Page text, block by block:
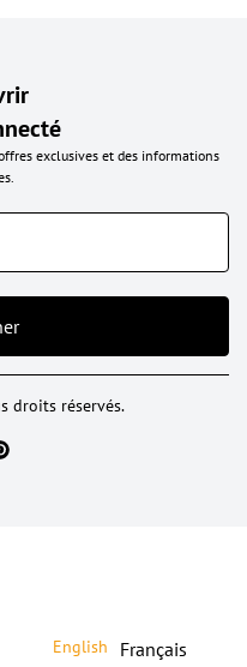
exclusives et des informations
droits réservés.
English Français